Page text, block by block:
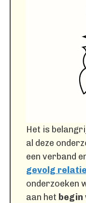
Het is
al deze
een verband
gevolg relatie
onderzoeken
aan het begin